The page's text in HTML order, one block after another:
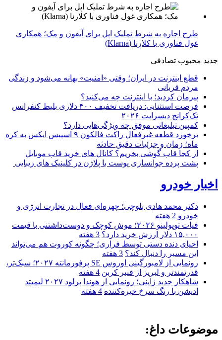
طرح اجاره به شرط تملیک اپل برای آیفون و مک؛ همکاری
غول فناوری با کلارنا (Klarna)
جدید محبوب تصادفی
قطع اینترنت در ایران؛ وقتی «امنیت» بهانه می‌شود و زندگی
مردم قربانی
پیرمان کردید؛ با اینترنت چه می‌کنید؟
فرصت استثنایی: دریافت تخفیف ۴۰۰ دلاری بلیط کنفرانس
تک‌کرانچ دیسراپت ۲۰۲۶
کمپین تبلیغاتی موفق چه ویژگی‌هایی دارد؟
برخورد قطعه غیرفعال راکت فالکون ۹ اسپیس ایکس به کره
ماه؛ زمان و جزئیات دقیق حادثه
از کجا قاب گوشی بخریم؟ کانال های خرید قاب موبایل
پشت پرده جوانسازی پوست با پلاژن در کلینیک های زیبایی
اخبار خودرو
دکتر محمد هادی بلوچی؛ چهره‌ای فعال در تجارت انرژی و
خودرو 2 هفته
فیات توپولینو ۲۰۲۶؛ موش کوچک و دوست‌داشتنی با قیمت
۱۵,۰۰۰ دلار ارزش خرید دارد؟
3 هفته
احیای دنده دستی توسط فراری؛ چگونه کوروت هم می‌تواند
این مسیر را دنبال کند؟ 3 هفته
رونمایی از لامبورگینی اوروس SE پرفورمانته ۲۰۲۷؛ سبک‌تر،
قدرتمندتر و لبریز از فیبر کربن 4 هفته
شاهکار جدید ژاپنی؛ رونمایی از هوندا پرلود ۲۰۲۷ لیمیتد
ادیشن با رنگ سرخ خیره‌کننده 4 هفته
موضوعات داغ: